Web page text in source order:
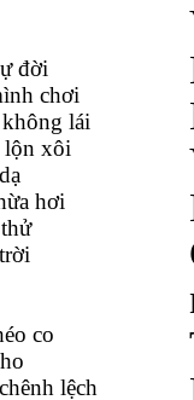
đời
chơi
lái
lộn xôi
hơi
co
lệch